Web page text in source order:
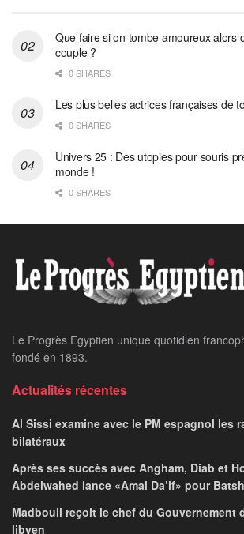
Que faire si on tombe amoureux alors
couple ?
0 SHARES
Les plus belles actrices françaises de
0 SHARES
Univers 25 : Des utopies pour souris
monde !
0 SHARES
Booster les
avec l’Arabie